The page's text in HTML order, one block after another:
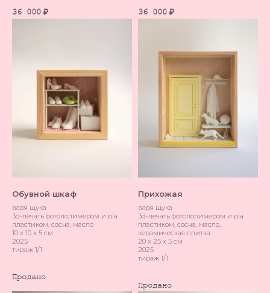
36 000 ₽ 36 000 ₽
Обувной шкаф
варя щука
3d-печать фотополимером и pla
пластиком, сосна, масло
10 х 10 х 5 см
2025
тираж 1/1
Прихожая
варя щука
3d-печать фотополимером и pla
пластиком, сосна, масло,
керамическая плитка
20 х 25 х 5 см
2025
тираж 1/1